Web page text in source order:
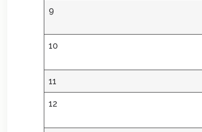
9
10
11
12